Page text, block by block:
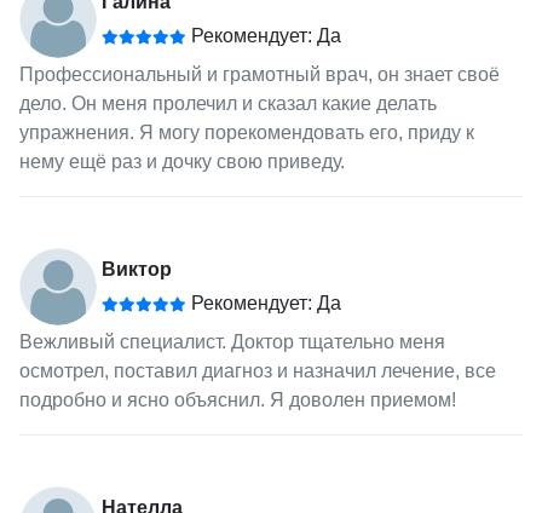
Рекомендует: Да
Профессиональный и грамотный врач, он знает своё
дело. Он меня пролечил и сказал какие делать
упражнения. Я могу порекомендовать его, приду к
нему ещё раз и дочку свою приведу.
Виктор
Рекомендует: Да
Вежливый специалист. Доктор тщательно меня
осмотрел, поставил диагноз и назначил лечение, все
подробно и ясно объяснил. Я доволен приемом!
Нателла